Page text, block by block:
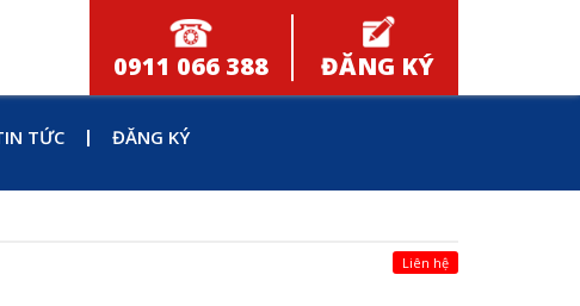
0911 066 388 ĐĂNG KÝ
TỨC ĐĂNG KÝ
Liên hệ